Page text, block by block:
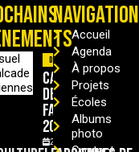
Divers
Cavalcade
de
Farciennes
2026
29/08/2026
NAVIGATION
Accueil
Agenda
À propos
Projets
Écoles
Albums
photo